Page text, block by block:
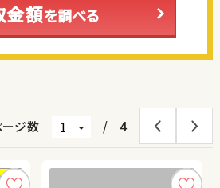
金額を調べる
ージ数 / 4